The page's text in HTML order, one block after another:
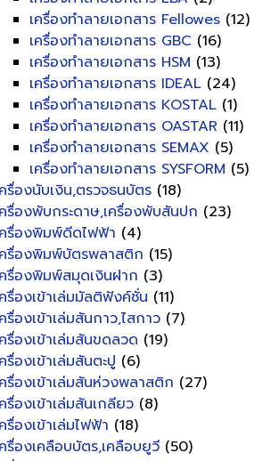
เครื่องทำลายเอกสาร Fellowes (12)
เครื่องทำลายเอกสาร GBC (16)
เครื่องทำลายเอกสาร HSM (13)
เครื่องทำลายเอกสาร IDEAL (24)
เครื่องทำลายเอกสาร KOSTAL (1)
เครื่องทำลายเอกสาร OASTAR (11)
เครื่องทำลายเอกสาร SEMAX (5)
เครื่องทำลายเอกสาร SYSFORM (5)
รื่องนับเงิน,ตรวจธนบัตร (18)
รื่องพับกระดาษ,เครื่องพับสันปก (23)
รื่องพิมพ์ดีดไฟฟ้า (4)
รื่องพิมพ์บัตรพลาสติก (15)
รื่องพิมพ์สมุดเงินฝาก (3)
รื่องเข้าเล่มมัลติฟังค์ชั่น (11)
รื่องเข้าเล่มสันกาว,ไสกาว (7)
รื่องเข้าเล่มสันขดลวด (19)
รื่องเข้าเล่มสันตะปู (6)
รื่องเข้าเล่มสันห่วงพลาสติก (27)
รื่องเข้าเล่มสันเกลียว (8)
รื่องเข้าเล่มไฟฟ้า (18)
รื่องเคลือบบัตร,เคลือบยูวี (50)